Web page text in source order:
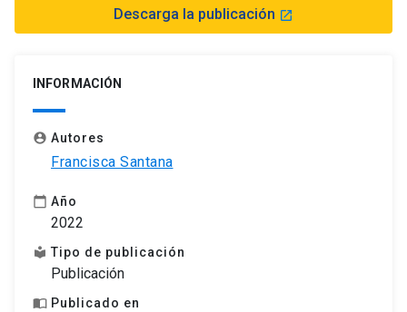
Descarga la publicación launch
INFORMACIÓN
account_circle Autores
Francisca Santana
calendar_today Año
2022
local_library Tipo de publicación
Publicación
import_contacts Publicado en